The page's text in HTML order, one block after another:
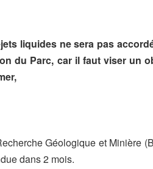
liquides ne sera pas
du Parc, car il faut viser un
Géologique et Minière
dans 2 mois.